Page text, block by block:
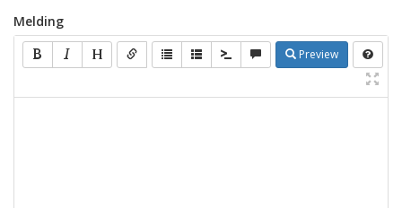
Melding
Preview